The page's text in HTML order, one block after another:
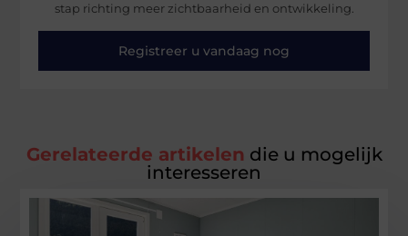
stap richting meer zichtbaarheid en ontwikkeling.
Registreer u vandaag nog
Gerelateerde artikelen die u mogelijk
interesseren